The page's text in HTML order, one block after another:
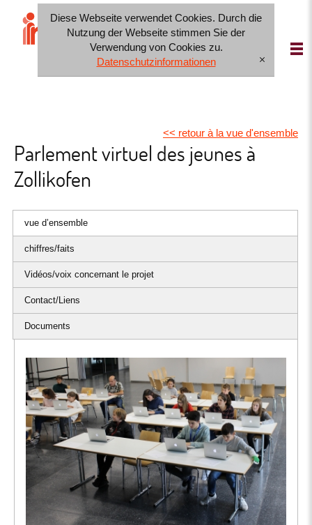
Diese Webseite verwendet Cookies. Durch die
Nutzung der Webseite stimmen Sie der
Verwendung von Cookies zu.
Datenschutzinformationen
[x]
IT FR DE
<< retour à la vue d'ensemble
Parlement virtuel des jeunes à
Zollikofen
vue d’ensemble
chiffres/faits
Vidéos/voix concernant le projet
Contact/Liens
Documents